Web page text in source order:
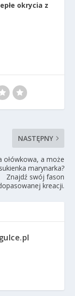
okrycia z
NASTĘPNY
ołówkowa, a może
sukienka marynarka?
Znajdź swój fason
kreacji.